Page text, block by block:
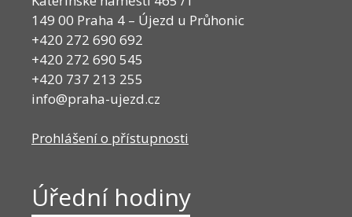
149 00 Praha 4 – Újezd u Průhonic
+420 272 690 692
+420 272 690 545
+420 737 213 255
info@praha-ujezd.cz
Prohlášení o přístupnosti
Úřední hodiny